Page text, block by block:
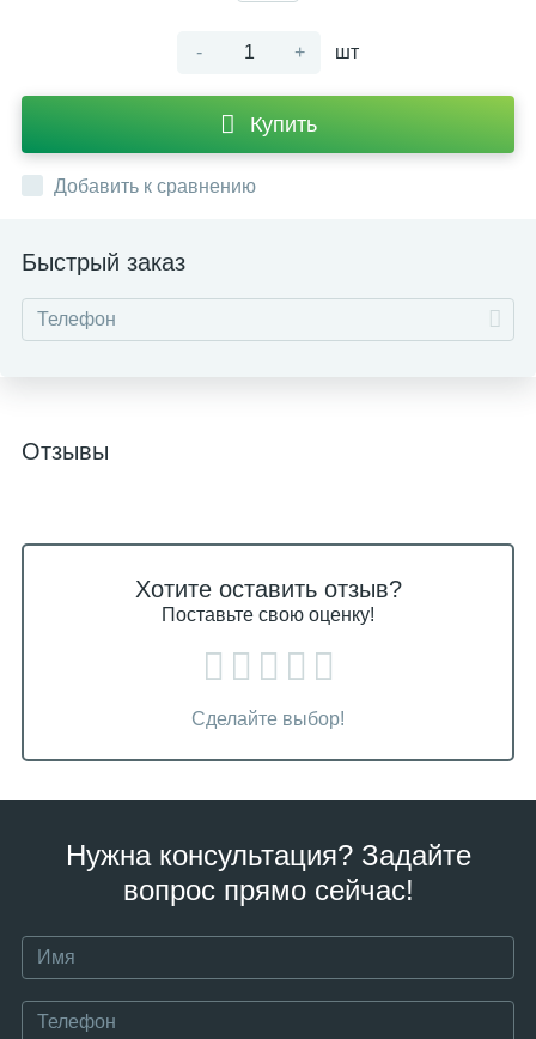
- + шт
Купить
Добавить к сравнению
Быстрый заказ
Отзывы
Хотите оставить отзыв?
Поставьте свою оценку!
Сделайте выбор!
Нужна консультация? Задайте
вопрос прямо сейчас!